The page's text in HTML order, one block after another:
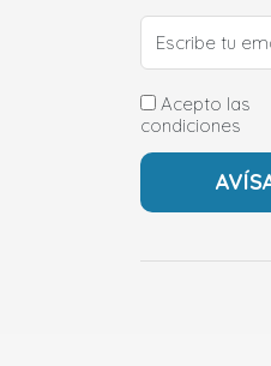
Acepto las
condiciones